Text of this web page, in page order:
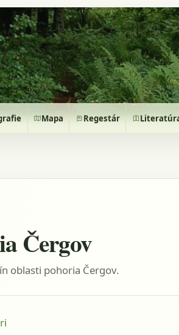
Mapa Regestár
Čergov
oblasti pohoria Čergov.